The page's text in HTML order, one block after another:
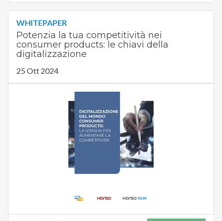
WHITEPAPER
Potenzia la tua competitività nei
consumer products: le chiavi della
digitalizzazione
25 Ott 2024